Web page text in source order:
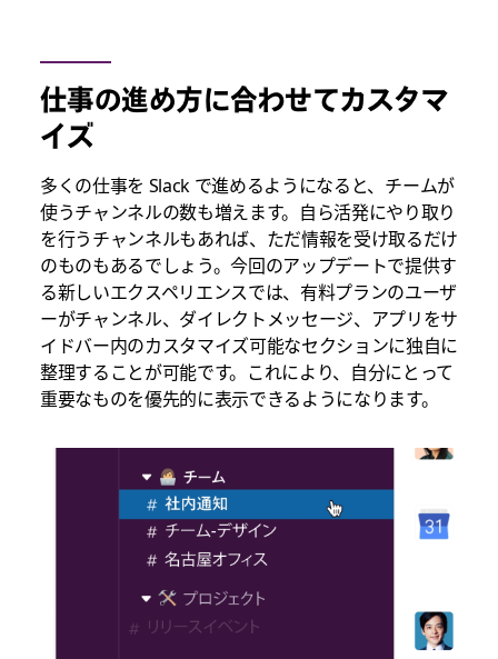
仕事の進め方に合わせてカスタマ
イズ
多くの仕事を Slack で進めるようになると、チームが
使うチャンネルの数も増えます。自ら活発にやり取り
を行うチャンネルもあれば、ただ情報を受け取るだけ
のものもあるでしょう。今回のアップデートで提供す
る新しいエクスペリエンスでは、有料プランのユーザ
ーがチャンネル、ダイレクトメッセージ、アプリをサ
イドバー内のカスタマイズ可能なセクションに独自に
整理することが可能です。これにより、自分にとって
重要なものを優先的に表示できるようになります。